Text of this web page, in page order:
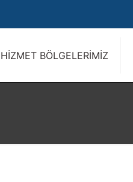
HİZMET BÖLGELERİMİZ